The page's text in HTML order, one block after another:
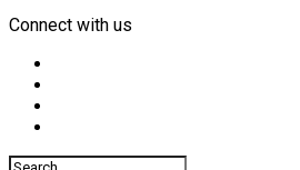
Connect with us